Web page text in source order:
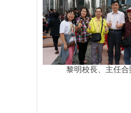
黎明校長、主任合